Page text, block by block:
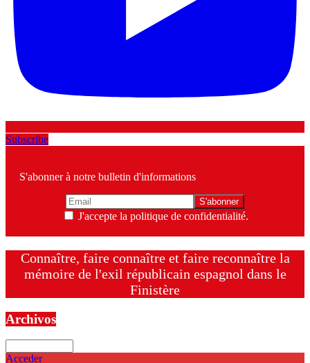
Subscribe
S'abonner à notre bulletin d'informations
J'accepte la politique de confidentialité.
Connaître, faire connaître et faire reconnaître la
mémoire de l'exil républicain espagnol dans le
Finistère
Archivos
Acceder